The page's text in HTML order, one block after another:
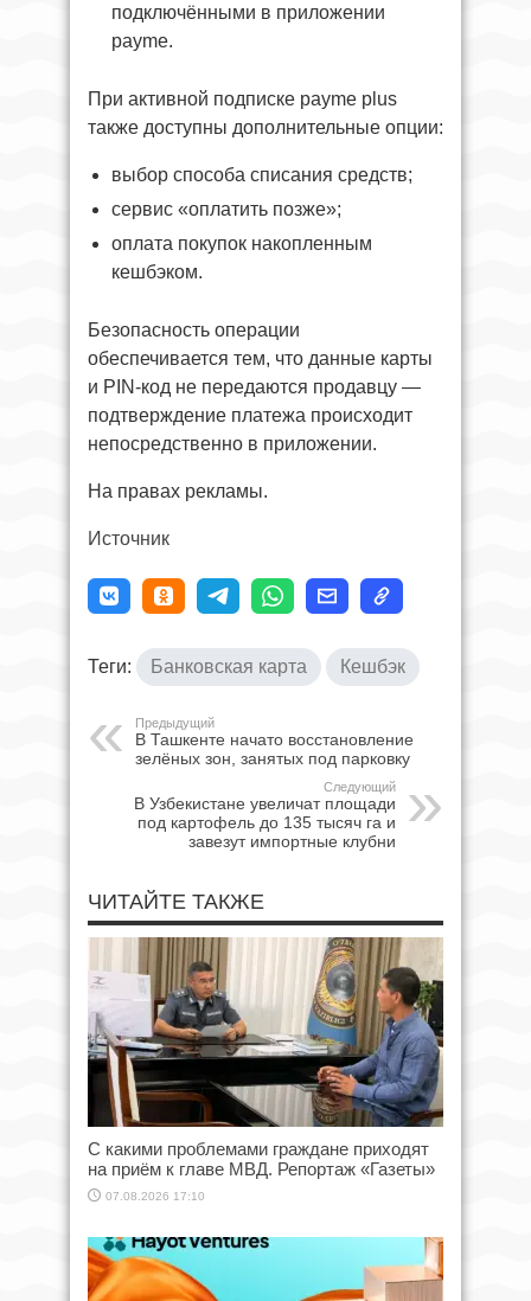
подключёнными в приложении
payme.
При активной подписке payme plus
также доступны дополнительные опции:
выбор способа списания средств;
сервис «оплатить позже»;
оплата покупок накопленным
кешбэком.
Безопасность операции
обеспечивается тем, что данные карты
и PIN-код не передаются продавцу —
подтверждение платежа происходит
непосредственно в приложении.
На правах рекламы.
Источник
Теги: Банковская карта Кешбэк
Предыдущий
В Ташкенте начато восстановление
зелёных зон, занятых под парковку
Следующий
В Узбекистане увеличат площади
под картофель до 135 тысяч га и
завезут импортные клубни
ЧИТАЙТЕ ТАКЖЕ
С какими проблемами граждане приходят
на приём к главе МВД. Репортаж «Газеты»
07.08.2026 17:10